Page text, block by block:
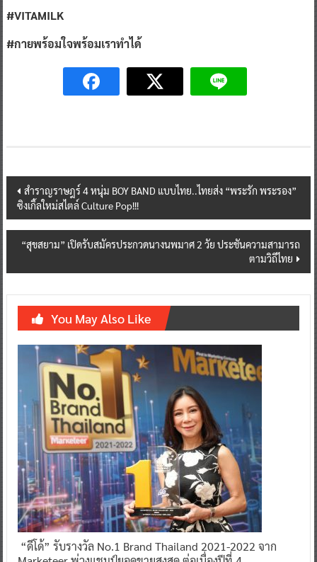
#ทีมเที่ยวไทย
#VITAMILK
#กายพร้อมใจพร้อมเราทำได้
Post
navigation
สำราญราษฎร์ 4 หนุ่ม BOY BAND แบบไทย..ไทยส่ง “พระรัก พระรอง”
ซิงเกิ้ลใหม่สไตล์ Culture Pop!!!
“สุขสยาม” เปิดรับสมัครประกวดนางนพมาศ 2 วัย ประชันความสามารถ
You May Also Like